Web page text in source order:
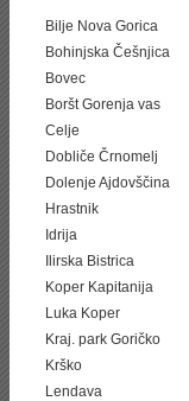
Bilje Nova Gorica
Bohinjska Češnjica
Bovec
Boršt Gorenja vas
Celje
Dobliče Črnomelj
Dolenje Ajdovščina
Hrastnik
Idrija
Ilirska Bistrica
Koper Kapitanija
Luka Koper
Kraj. park Goričko
Krško
Lendava